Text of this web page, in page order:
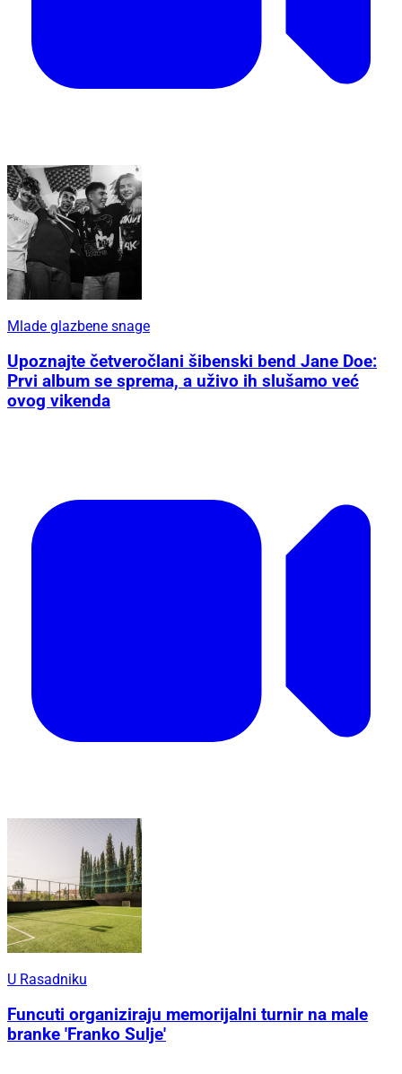
Mlade glazbene snage
Upoznajte četveročlani šibenski bend Jane Doe:
Prvi album se sprema, a uživo ih slušamo već
ovog vikenda
U Rasadniku
Funcuti organiziraju memorijalni turnir na male
branke 'Franko Sulje'